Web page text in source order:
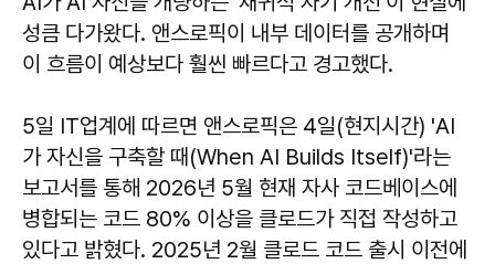
성큼 다가왔다. 앤스로픽이 내부 데이터를 공개하며
이 흐름이 예상보다 훨씬 빠르다고 경고했다.
5일 IT업계에 따르면 앤스로픽은 4일(현지시간) 'AI
가 자신을 구축할 때(When AI Builds Itself)'라는
보고서를 통해 2026년 5월 현재 자사 코드베이스에
병합되는 코드 80% 이상을 클로드가 직접 작성하고
있다고 밝혔다. 2025년 2월 클로드 코드 출시 이전에